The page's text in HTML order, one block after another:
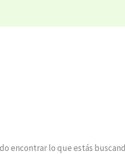
encontrar lo que estás